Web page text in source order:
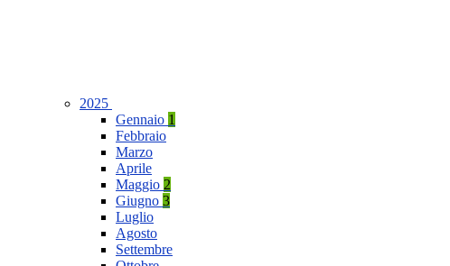
2025
Gennaio 1
Febbraio
Marzo
Aprile
Maggio 2
Giugno 3
Luglio
Agosto
Settembre